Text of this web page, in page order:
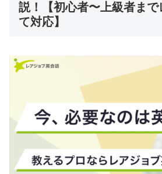
説！【初心者〜上級者ま
て対応】